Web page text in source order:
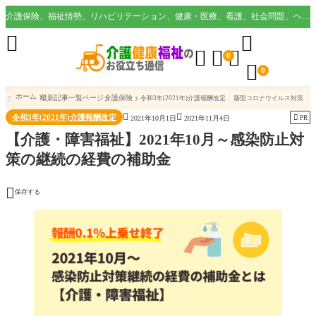
介護保険、福祉情勢、リハビリテーション、健康・医療、看護、社会問題、ヘルスケア業界など様々な切り口から役立つ情報を配信。
  0

 0

 ホーム 最新記事一覧ページ介護保険 令和3年(2021年)介護報酬改定 新型コロナウイルス対策
令和3年(2021年)介護報酬改定  2021年10月1日  2021年11月4日  PR
【介護・障害福祉】2021年10月～感染防止対
策の継続の経費の補助金
 保存する